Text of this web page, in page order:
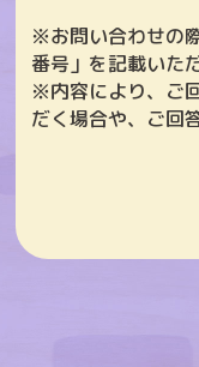
※お問い合わせの
番号」を記載いた
※内容により、ご
だく場合や、ご回